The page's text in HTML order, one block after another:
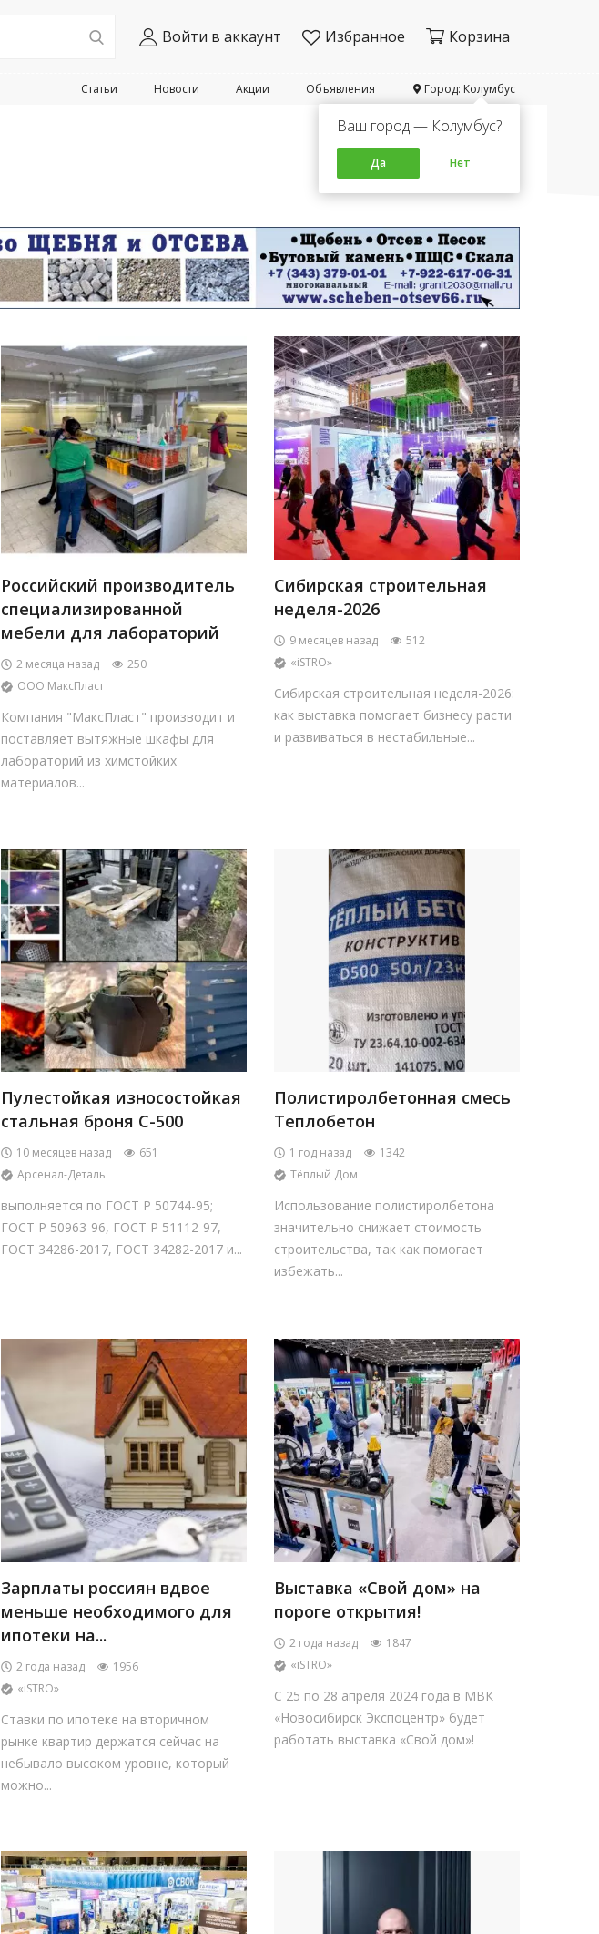
Войти в аккаунт Избранное Корзина
Город: Колумбус
Ваш город — Колумбус?
Да Нет
Объявления
Акции
Новости
Статьи
Российский производитель
специализированной
мебели для лабораторий
2 месяца назад
250
ООО МаксПласт
Компания "МаксПласт" производит и
поставляет вытяжные шкафы для
лабораторий из химстойких
материалов...
Сибирская строительная
неделя-2026
9 месяцев назад
512
«iSTRO»
Сибирская строительная неделя-2026:
как выставка помогает бизнесу расти
и развиваться в нестабильные...
Пулестойкая износостойкая
стальная броня С-500
10 месяцев назад
651
Арсенал-Деталь
выполняется по ГОСТ Р 50744-95;
ГОСТ Р 50963-96, ГОСТ Р 51112-97,
ГОСТ 34286-2017, ГОСТ 34282-2017 и...
Полистиролбетонная смесь
Теплобетон
1 год назад
1342
Тёплый Дом
Использование полистиролбетона
значительно снижает стоимость
строительства, так как помогает
избежать...
Зарплаты россиян вдвое
меньше необходимого для
ипотеки на...
2 года назад
1956
«iSTRO»
Ставки по ипотеке на вторичном
рынке квартир держатся сейчас на
небывало высоком уровне, который
можно...
Выставка «Свой дом» на
пороге открытия!
2 года назад
1847
«iSTRO»
С 25 по 28 апреля 2024 года в МВК
«Новосибирск Экспоцентр» будет
работать выставка «Свой дом»!